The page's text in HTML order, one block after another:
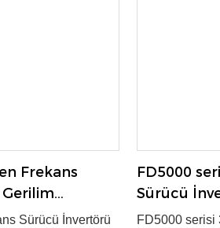
Evet ●
Frekans
Sürücü İnvertörü
FD5000
Sürücü
İnvertörü-
FD5000 serisi